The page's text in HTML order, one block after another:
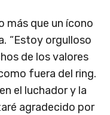
más que un ícono
“Estoy orgulloso
de los valores
fuera del ring.
el luchador y la
agradecido por